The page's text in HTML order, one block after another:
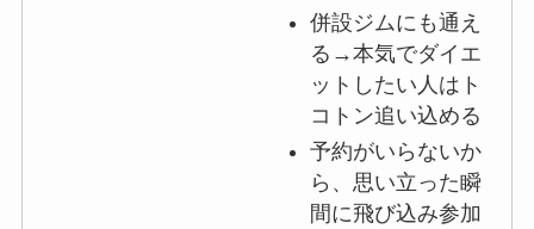
併設ジムにも通え
る→本気でダイエ
ットしたい人はト
コトン追い込める
予約がいらないか
ら、思い立った瞬
間に飛び込み参加